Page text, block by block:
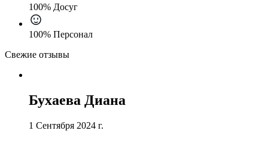
100% Досуг
100% Персонал
Свежие отзывы
Бухаева Диана
1 Сентября 2024 г.